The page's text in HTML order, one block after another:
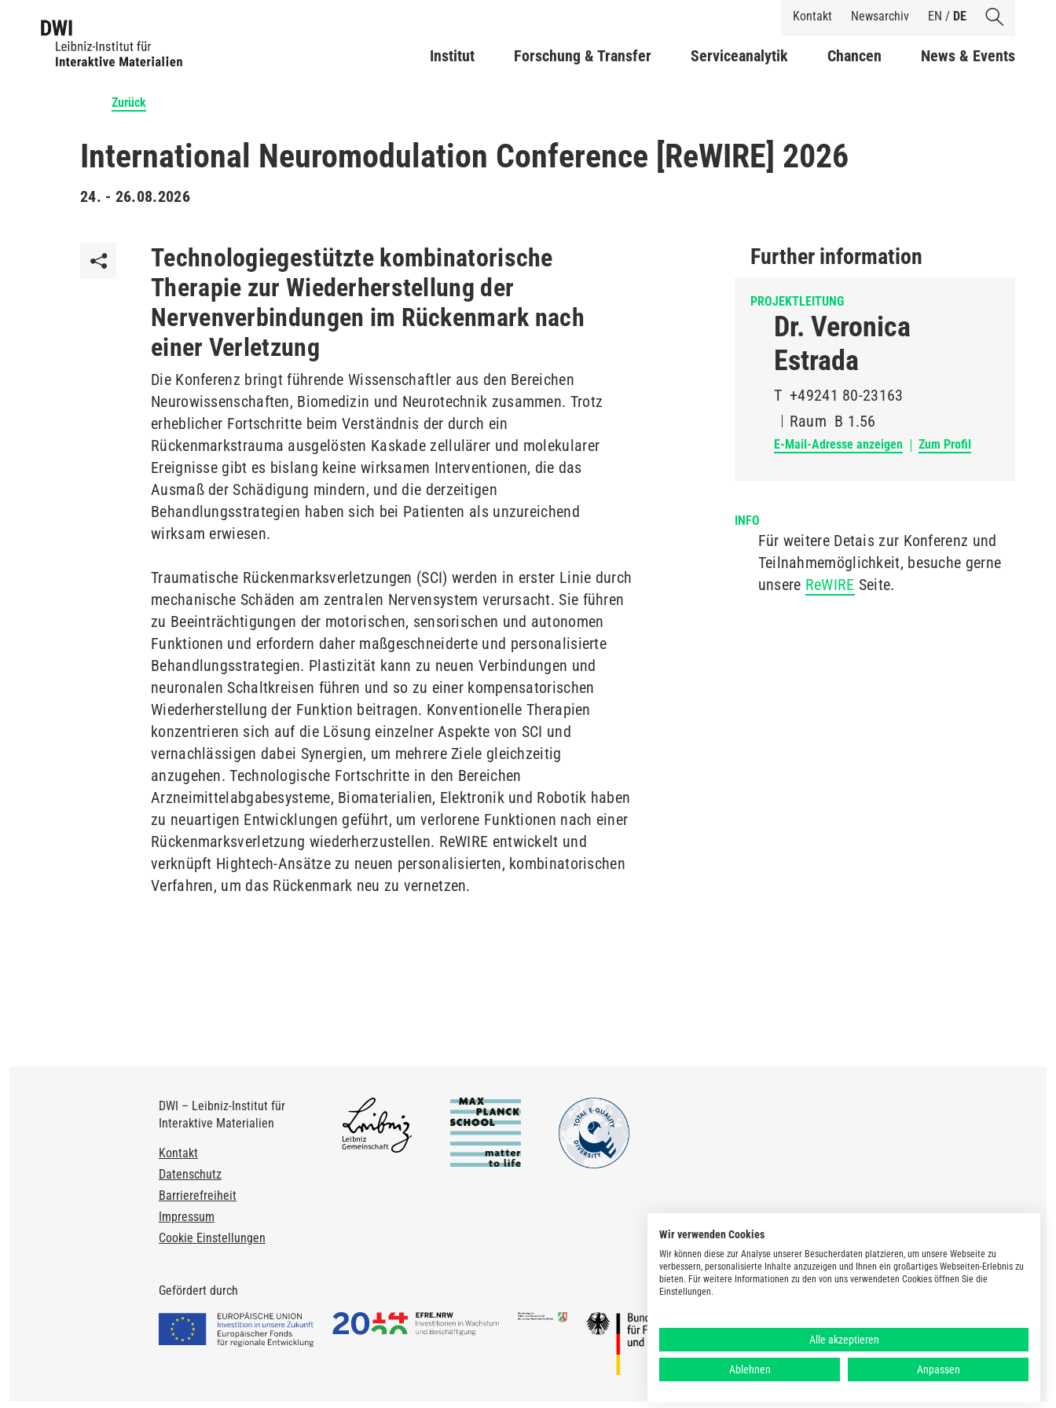
Inhalt
Shortcuts
Kontakt Newsarchiv EN / DE
Main navigation
Institut Forschung & Transfer Serviceanalytik Chancen News & Events
Zurück
International Neuromodulation Conference [ReWIRE] 2026
24. - 26.08.2026
Technologiegestützte kombinatorische
Therapie zur Wiederherstellung der
Nervenverbindungen im Rückenmark nach
einer Verletzung
Die Konferenz bringt führende Wissenschaftler aus den Bereichen
Neurowissenschaften, Biomedizin und Neurotechnik zusammen. Trotz
erheblicher Fortschritte beim Verständnis der durch ein
Rückenmarkstrauma ausgelösten Kaskade zellulärer und molekularer
Ereignisse gibt es bislang keine wirksamen Interventionen, die das
Ausmaß der Schädigung mindern, und die derzeitigen
Behandlungsstrategien haben sich bei Patienten als unzureichend
wirksam erwiesen.
Traumatische Rückenmarksverletzungen (SCI) werden in erster Linie durch
mechanische Schäden am zentralen Nervensystem verursacht. Sie führen
zu Beeinträchtigungen der motorischen, sensorischen und autonomen
Funktionen und erfordern daher maßgeschneiderte und personalisierte
Behandlungsstrategien. Plastizität kann zu neuen Verbindungen und
neuronalen Schaltkreisen führen und so zu einer kompensatorischen
Wiederherstellung der Funktion beitragen. Konventionelle Therapien
konzentrieren sich auf die Lösung einzelner Aspekte von SCI und
vernachlässigen dabei Synergien, um mehrere Ziele gleichzeitig
anzugehen. Technologische Fortschritte in den Bereichen
Arzneimittelabgabesysteme, Biomaterialien, Elektronik und Robotik haben
zu neuartigen Entwicklungen geführt, um verlorene Funktionen nach einer
Rückenmarksverletzung wiederherzustellen. ReWIRE entwickelt und
verknüpft Hightech-Ansätze zu neuen personalisierten, kombinatorischen
Verfahren, um das Rückenmark neu zu vernetzen.
Further information
PROJEKTLEITUNG
Dr. Veronica
Estrada
T +49241 80-23163
Raum B 1.56
E-Mail-Adresse anzeigen Zum Profil
INFO
Für weitere Detais zur Konferenz und
Teilnahmemöglichkeit, besuche gerne
unsere ReWIRE Seite.
DWI – Leibniz-Institut für
Interaktive Materialien
Footer
Kontakt
Datenschutz
Barrierefreiheit
Impressum
Cookie Einstellungen
Gefördert durch
Wir verwenden Cookies
Wir können diese zur Analyse unserer Besucherdaten platzieren, um unsere Webseite zu
verbessern, personalisierte Inhalte anzuzeigen und Ihnen ein großartiges Webseiten-Erlebnis zu
bieten. Für weitere Informationen zu den von uns verwendeten Cookies öffnen Sie die
Einstellungen.
Alle akzeptieren
Ablehnen Anpassen